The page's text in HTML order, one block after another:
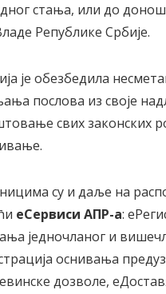
стања, или до
Републике Србије.
је обезбедила
послова из своје
свих законских
су и даље на
еСервиси АПР-а:
једночланог и
оснивања
дозволе,